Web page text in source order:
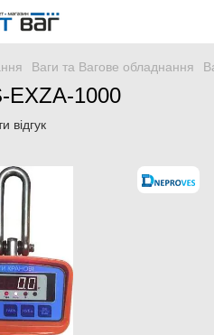
Ваги та Вагове обладнання
ЕXZA-1000
відгук